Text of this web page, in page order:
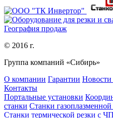
География продаж
© 2016 г.
Группа компаний «Сибирь»
О компании Гарантии
Контакты
Портальные установки
станки Станки газоплазменной
Станки термической резки с